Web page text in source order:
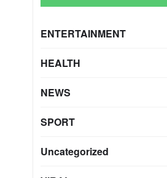
ENTERTAINMENT
HEALTH
NEWS
SPORT
Uncategorized